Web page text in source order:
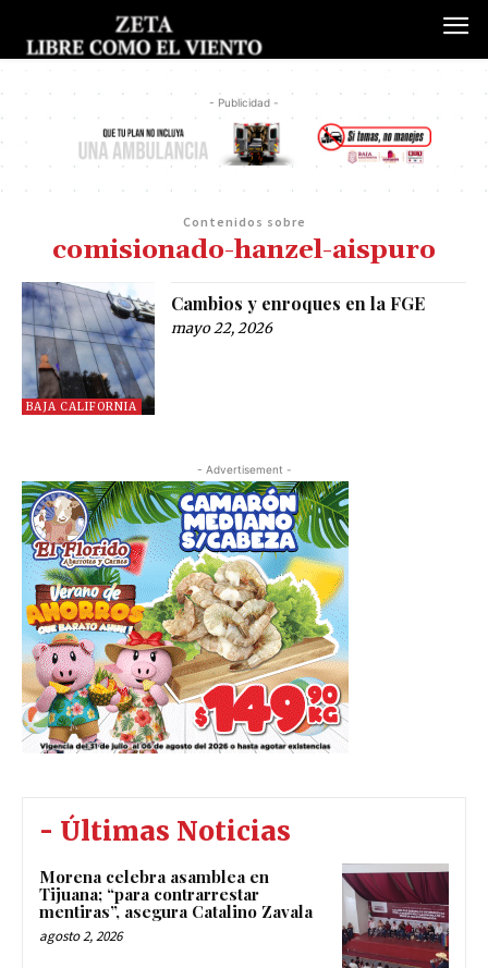
- Publicidad -
Contenidos sobre
comisionado-hanzel-aispuro
BAJA CALIFORNIA
Cambios y enroques en la FGE
mayo 22, 2026
- Advertisement -
- Últimas Noticias
Morena celebra asamblea en
Tijuana; “para contrarrestar
mentiras”, asegura Catalino Zavala
agosto 2, 2026